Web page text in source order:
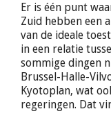
Er is één punt
Zuid hebben een
van de ideale
in een relatie
sommige dingen
Brussel-Halle-
Kyotoplan, wat
regeringen. Dat